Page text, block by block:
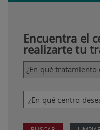
Encuentra el
realizarte tu